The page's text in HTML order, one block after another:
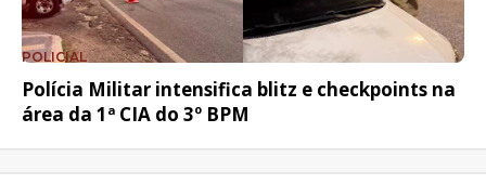
POLICIAL
Polícia Militar intensifica blitz e checkpoints na
área da 1ª CIA do 3º BPM